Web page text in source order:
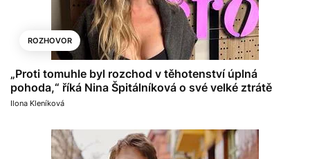
ROZHOVOR
„Proti tomuhle byl rozchod v těhotenství úplná
pohoda,“ říká Nina Špitálníková o své velké ztrátě
Ilona Kleníková